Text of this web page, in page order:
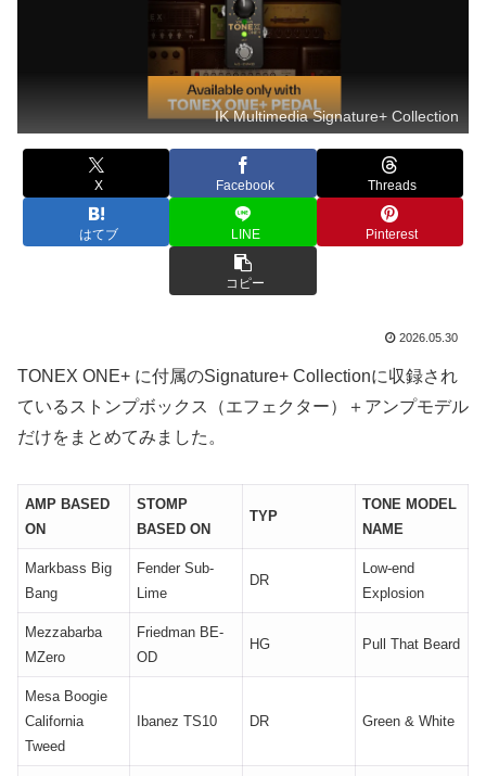
IK Multimedia Signature+ Collection
X Facebook Threads
はてブ LINE Pinterest
コピー
2026.05.30
TONEX ONE+ に付属のSignature+ Collectionに収録され
ているストンプボックス（エフェクター）＋アンプモデル
だけをまとめてみました。
AMP BASED
ON
STOMP
BASED ON
TYP
TONE MODEL
NAME
Markbass Big
Bang
Fender Sub-
Lime
DR
Low-end
Explosion
Mezzabarba
MZero
Friedman BE-
OD
HG Pull That Beard
Mesa Boogie
California
Tweed
Ibanez TS10 DR Green & White